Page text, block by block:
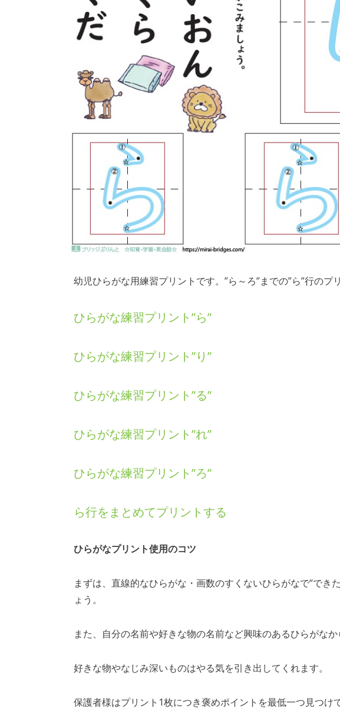
幼児ひらがな用練習プリントです。”ら～ろ”までの”ら”行のプ
ひらがな練習プリント”ら”
ひらがな練習プリント”り”
ひらがな練習プリント”る”
ひらがな練習プリント”れ”
ひらがな練習プリント”ろ”
ら行をまとめてプリントする
ひらがなプリント使用のコツ
まずは、直線的なひらがな・画数のすくないひらがなで“でき
ょう。
また、自分の名前や好きな物の名前など興味のあるひらがなか
好きな物やなじみ深いものはやる気を引き出してくれます。
保護者様はプリント1枚につき褒めポイントを最低一つ見つけ